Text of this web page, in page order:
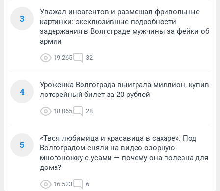
3
Уважал иноагентов и размещал фривольные
картинки: эксклюзивные подробности
задержания в Волгограде мужчины за фейки об
армии
19 265 32
4
Уроженка Волгограда выиграла миллион, купив
лотерейный билет за 20 рублей
18 065 28
5
«Твоя любимица и красавица в сахаре». Под
Волгоградом сняли на видео озорную
многоножку с усами — почему она полезна для
дома?
16 523 6